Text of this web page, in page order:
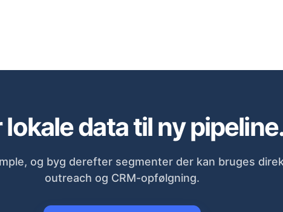
lokale data til ny
og byg derefter segmenter der kan bruges
outreach og CRM-opfølgning.